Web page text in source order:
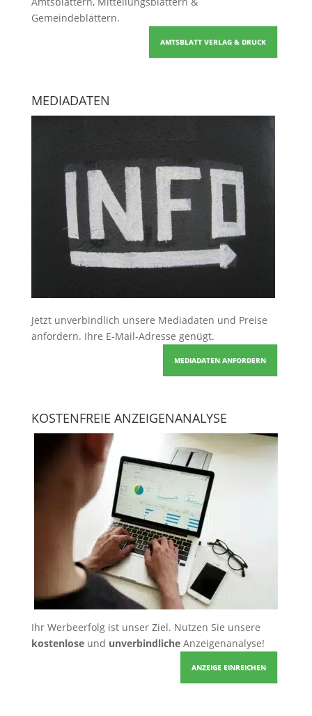
Gemeindeblättern.
AMTSBLATT VERLAG & DRUCK
MEDIADATEN
Jetzt unverbindlich unsere Mediadaten und Preise
anfordern. Ihre E-Mail-Adresse genügt.
MEDIADATEN ANFORDERN
KOSTENFREIE ANZEIGENANALYSE
Ihr Werbeerfolg ist unser Ziel. Nutzen Sie unsere
kostenloseund unverbindlicheAnzeigenanalyse!
ANZEIGE EINREICHEN